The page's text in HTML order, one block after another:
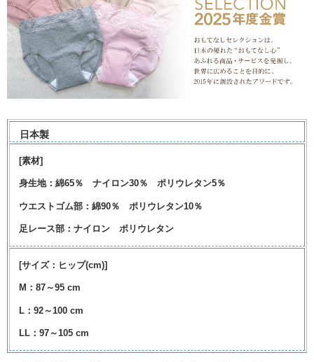
日本製
[素材]
身生地：綿65％ ナイロン30％ ポリウレタン5％
ウエストゴム部：綿90％ ポリウレタン10％
足レース部：ナイロン ポリウレタン
[サイズ：ヒップ(cm)]
M：87～95 cm
L：92～100 cm
LL：97～105 cm